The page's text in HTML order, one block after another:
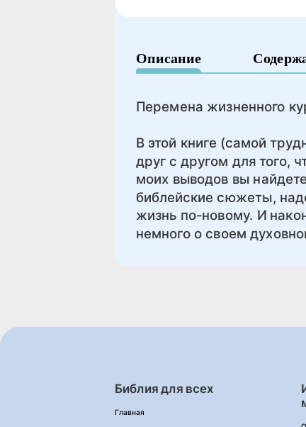
Описание
Перемена жизненного
В этой книге (самой
друг с другом для того,
моих выводов вы
библейские сюжеты,
жизнь по-новому. И
немного о своем
Библия для всех
Главная